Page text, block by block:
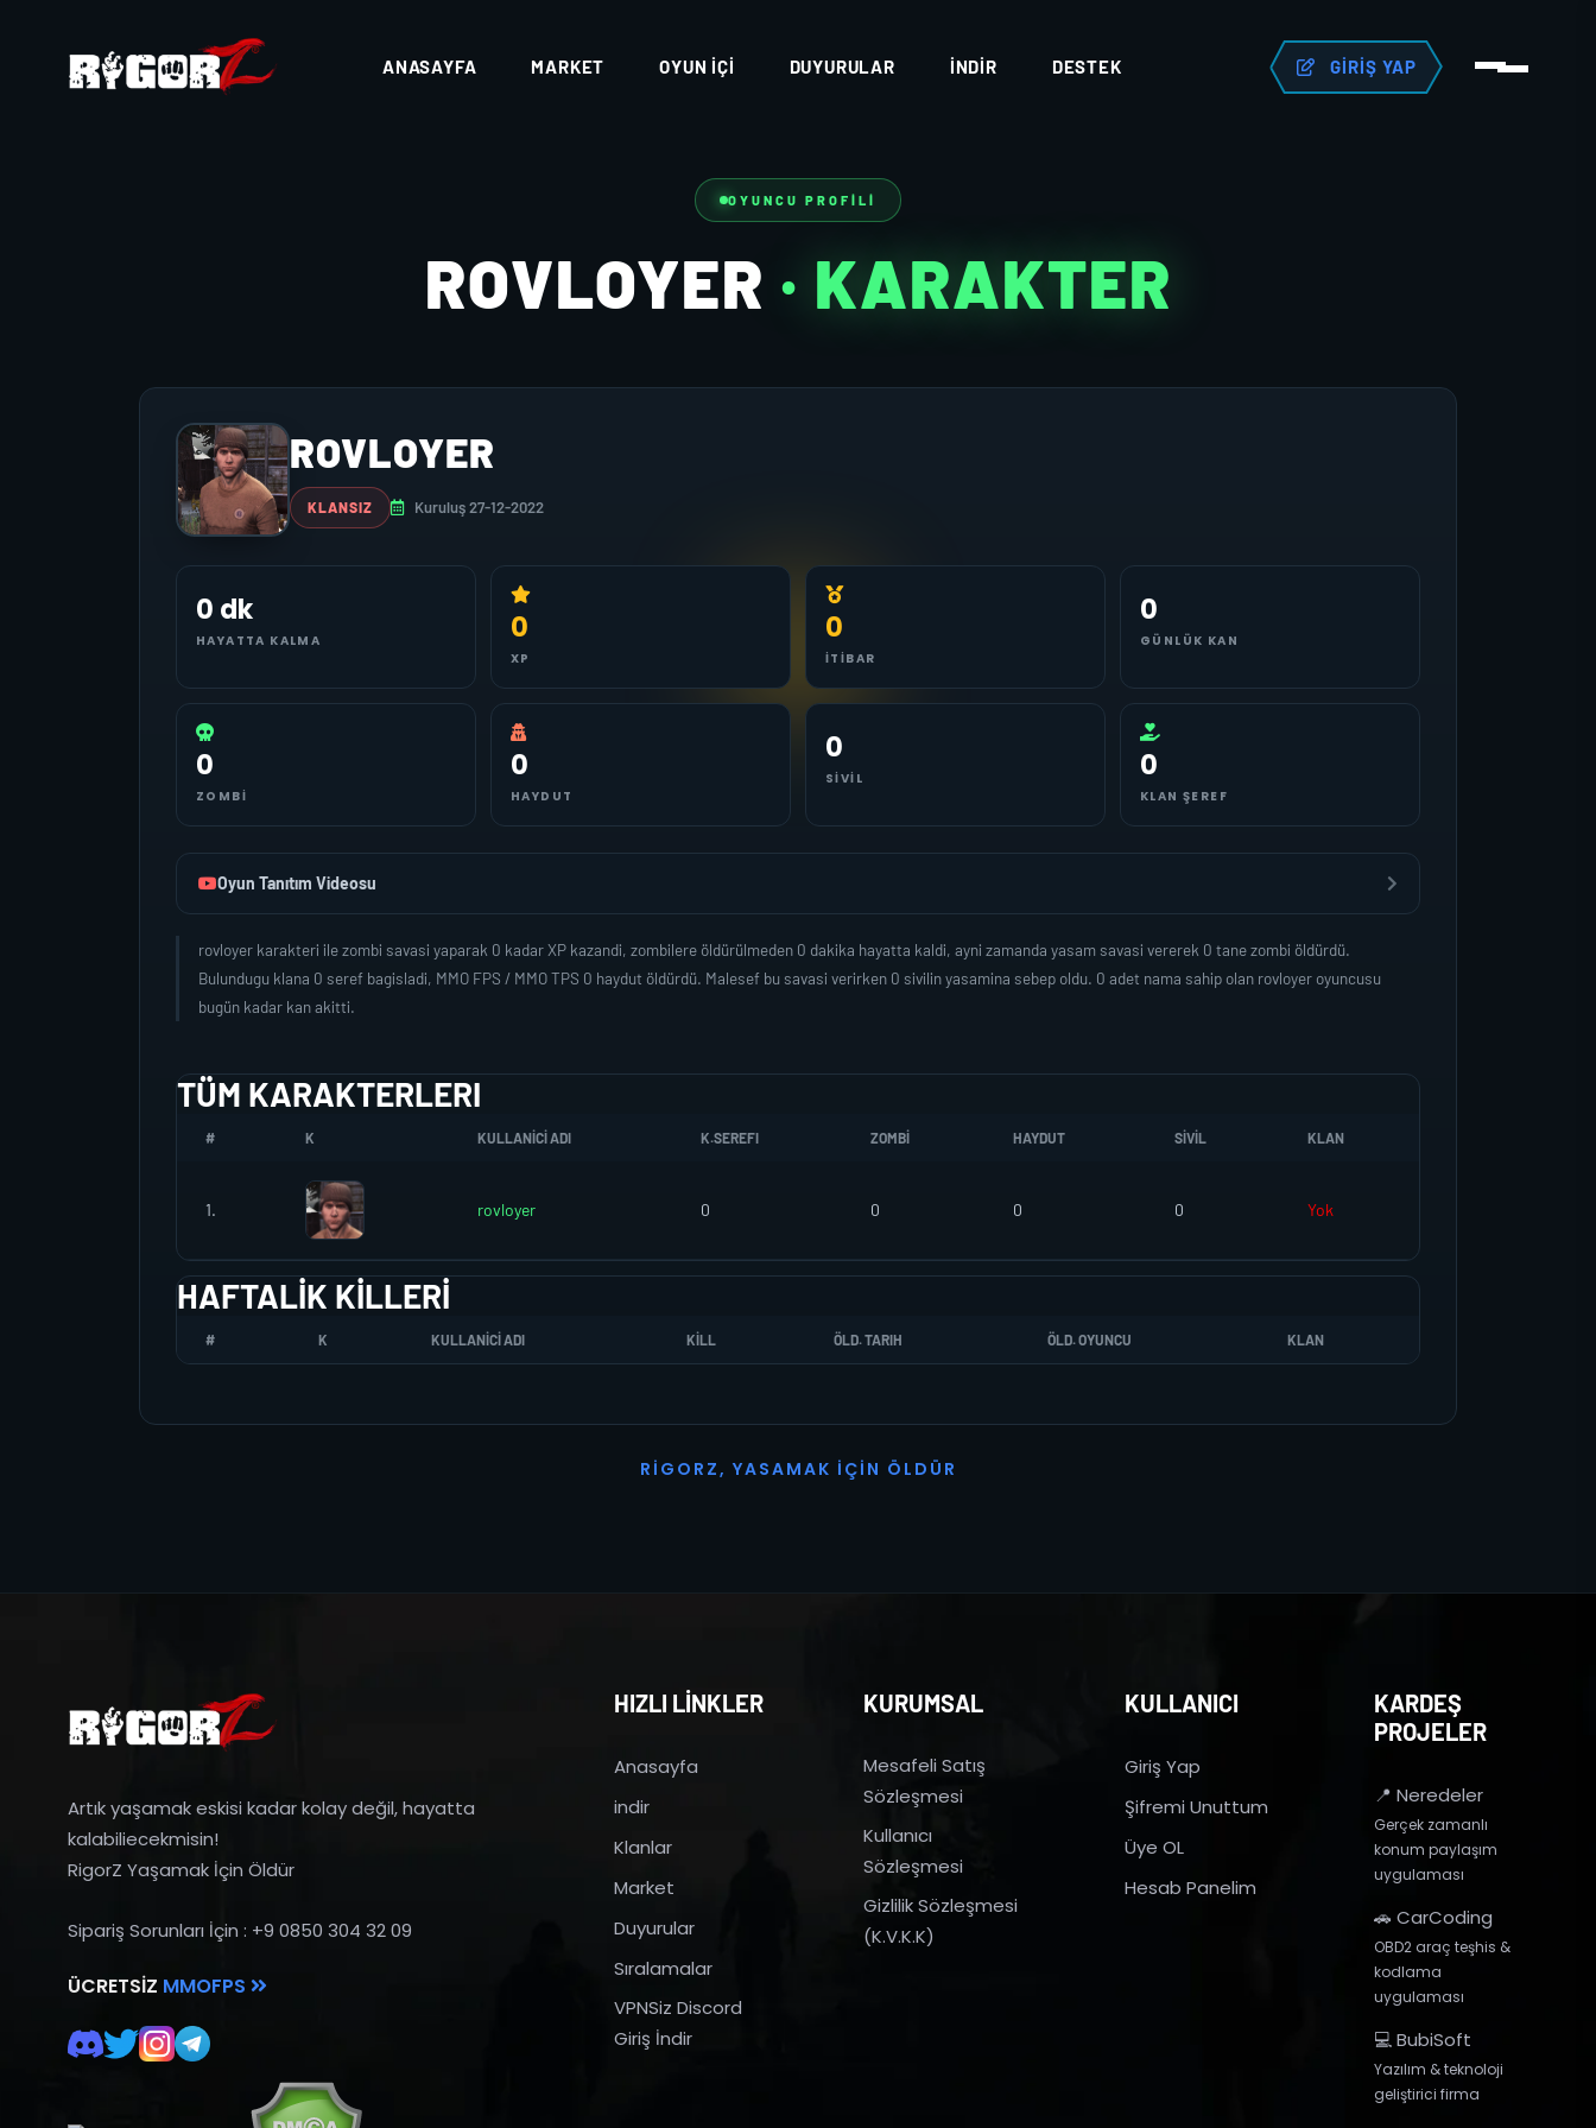
ANASAYFA MARKET OYUN İÇI DUYURULAR İNDIR DESTEK GIRIŞ YAP
OYUNCU PROFILI
ROVLOYER · KARAKTER
ROVLOYER
KLANSIZ Kuruluş 27-12-2022
0 dk
HAYATTA KALMA 0
XP
0
İTIBAR
0
GÜNLÜK KAN
0
ZOMBI
0
HAYDUT
0
SIVIL 0
KLAN ŞEREF
Oyun Tanıtım Videosu
rovloyer karakteri ile zombi savasi yaparak 0 kadar XP kazandi, zombilere öldürülmeden 0 dakika hayatta kaldi, ayni zamanda yasam savasi vererek 0 tane zombi öldürdü.
Bulundugu klana 0 seref bagisladi, MMO FPS / MMO TPS 0 haydut öldürdü. Malesef bu savasi verirken 0 sivilin yasamina sebep oldu. 0 adet nama sahip olan rovloyer oyuncusu
bugün kadar kan akitti.
TÜM KARAKTERLERI
# K KULLANICI ADI K.SEREFI ZOMBI HAYDUT SIVIL KLAN
1. rovloyer 0 0 0 0 Yok
HAFTALIK KILLERI
# K KULLANICI ADI KILL ÖLD. TARIH ÖLD. OYUNCU KLAN
R I G O R Z, YASAMAK İ ÇI N Ö L D Ü R
Artık yaşamak eskisi kadar kolay değil, hayatta
kalabiliecekmisin!
RigorZ Yaşamak İçin Öldür
Sipariş Sorunları İçin : +9 0850 304 32 09
ÜCRETSIZ MMOFPS
HIZLI LİNKLER
Anasayfa
indir
Klanlar
Market
Duyurular
Sıralamalar
VPNSiz Discord
Giriş İndir
KURUMSAL
Mesafeli Satış
Sözleşmesi
Kullanıcı
Sözleşmesi
Gizlilik Sözleşmesi
(K.V.K.K)
KULLANICI
Giriş Yap
Şifremi Unuttum
Üye OL
Hesab Panelim
KARDEŞ
PROJELER
📍 Neredeler
Gerçek zamanlı
konum paylaşım
uygulaması
🚗 CarCoding
OBD2 araç teşhis &
kodlama
uygulaması
💻 BubiSoft
Yazılım & teknoloji
geliştirici firma